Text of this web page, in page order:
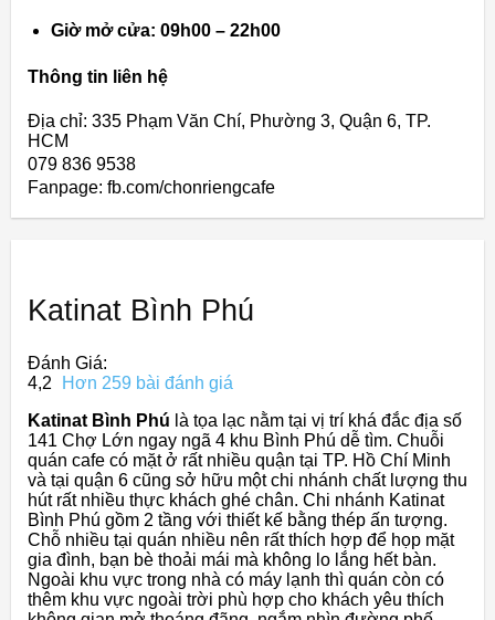
Giờ mở cửa: 09h00 – 22h00
Thông tin liên hệ
Địa chỉ: 335 Phạm Văn Chí, Phường 3, Quận 6, TP.
HCM
079 836 9538
Fanpage: fb.com/chonriengcafe
Katinat Bình Phú
Đánh Giá:
4,2
Hơn 259 bài đánh giá
Katinat Bình Phú là tọa lạc nằm tại vị trí khá đắc địa số
141 Chợ Lớn ngay ngã 4 khu Bình Phú dễ tìm. Chuỗi
quán cafe có mặt ở rất nhiều quận tại TP. Hồ Chí Minh
và tại quận 6 cũng sở hữu một chi nhánh chất lượng thu
hút rất nhiều thực khách ghé chân. Chi nhánh Katinat
Bình Phú gồm 2 tầng với thiết kế bằng thép ấn tượng.
Chỗ nhiều tại quán nhiều nên rất thích hợp để họp mặt
gia đình, bạn bè thoải mái mà không lo lắng hết bàn.
Ngoài khu vực trong nhà có máy lạnh thì quán còn có
thêm khu vực ngoài trời phù hợp cho khách yêu thích